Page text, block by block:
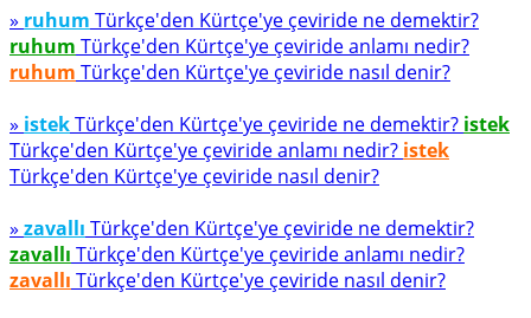
» ruhum Türkçe'den Kürtçe'ye çeviride ne demektir?
ruhum Türkçe'den Kürtçe'ye çeviride anlamı nedir?
ruhum Türkçe'den Kürtçe'ye çeviride nasıl denir?
» istekTürkçe'den Kürtçe'ye çeviride ne demektir? istek
Türkçe'den Kürtçe'ye çeviride anlamı nedir? istek
Türkçe'den Kürtçe'ye çeviride nasıl denir?
» zavallı Türkçe'den Kürtçe'ye çeviride ne demektir?
zavallı Türkçe'den Kürtçe'ye çeviride anlamı nedir?
zavallı Türkçe'den Kürtçe'ye çeviride nasıl denir?